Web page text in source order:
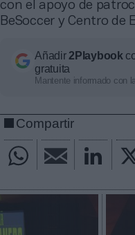
con el apoyo de
BeSoccer y Centro de
Añadir2Playbook
gratuita
Mantente informado con
Compartir